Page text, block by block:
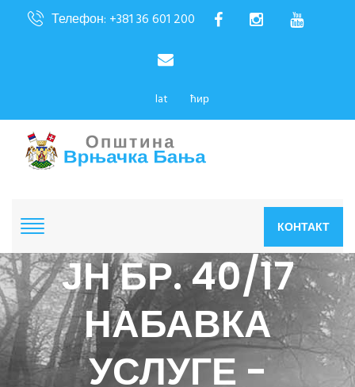
Телефон: +381 36 601 200
lat ћир
КОНТАКТ
ЈН БР. 40/17
НАБАВКА
УСЛУГЕ -